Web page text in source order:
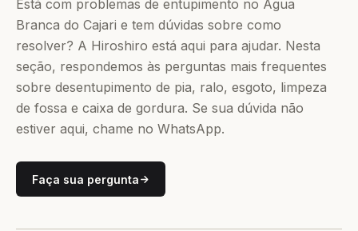
Está com problemas de entupimento no Água
Branca do Cajari e tem dúvidas sobre como
resolver? A Hiroshiro está aqui para ajudar. Nesta
seção, respondemos às perguntas mais frequentes
sobre desentupimento de pia, ralo, esgoto, limpeza
de fossa e caixa de gordura. Se sua dúvida não
estiver aqui, chame no WhatsApp.
Faça sua pergunta